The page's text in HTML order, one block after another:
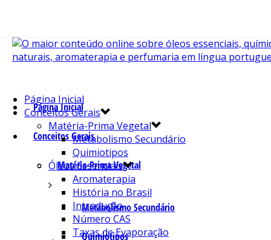
Página Inicial
Conceitos Gerais
Matéria-Prima Vegetal
Metabolismo Secundário
Quimiotipos
Página Inicial
Conceitos Gerais
Matéria-Prima Vegetal
Metabolismo Secundário
Quimiotipos
Óleos Essenciais
Aromaterapia
História no Brasil
Introdução
Número CAS
Taxas de Evaporação